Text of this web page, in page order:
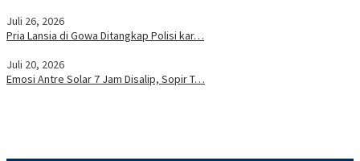
Juli 26, 2026
Pria Lansia di Gowa Ditangkap Polisi kar…
Juli 20, 2026
Emosi Antre Solar 7 Jam Disalip, Sopir T…